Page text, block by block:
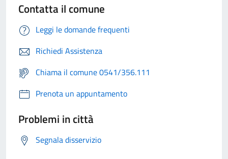
Contatta il comune
Leggi le domande frequenti
Richiedi Assistenza
Chiama il comune 0541/356.111
Prenota un appuntamento
Problemi in città
Segnala disservizio